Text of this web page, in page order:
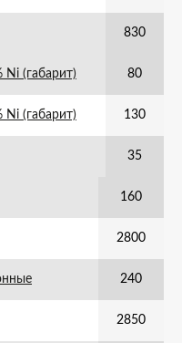
830
(габарит) 80
(габарит) 130
35
160
2800
240
2850